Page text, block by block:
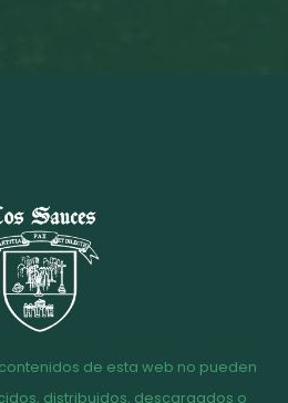
de esta web no pueden
distribuidos, descargados o